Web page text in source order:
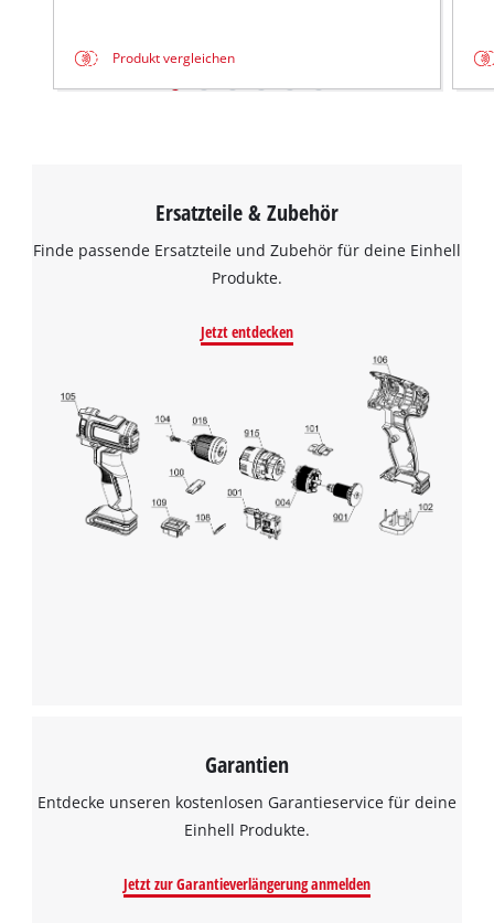
to trackers that are not disclosed to the
the site with their CMP to add this content
Produkt vergleichen
Ersatzteile & Zubehör
Finde passende Ersatzteile und Zubehör für deine Einhell
Produkte.
Jetzt entdecken
Garantien
Entdecke unseren kostenlosen Garantieservice für deine
Einhell Produkte.
Jetzt zur Garantieverlängerung anmelden